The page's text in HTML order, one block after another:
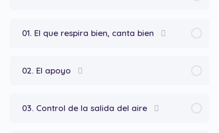
01. El que respira bien, canta bien
02. El apoyo
03. Control de la salida del aire